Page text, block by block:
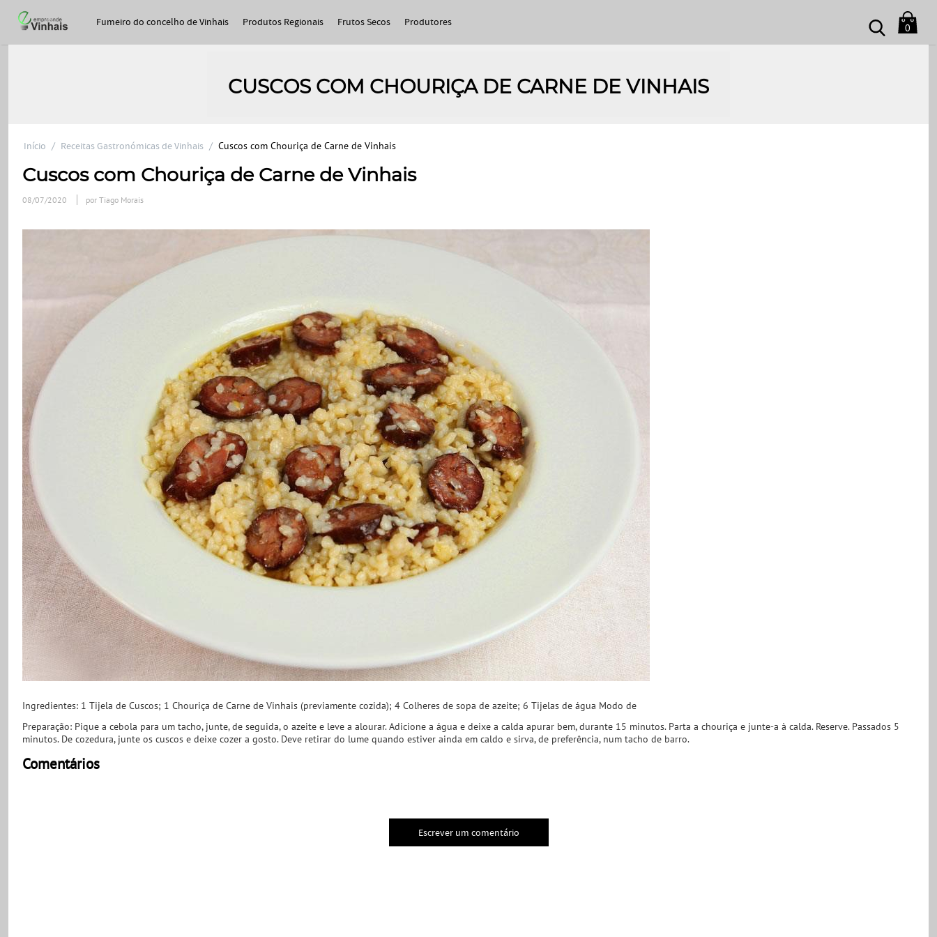
Fumeiro do concelho de Vinhais Produtos Regionais Frutos Secos Produtores 0
CUSCOS COM CHOURIÇA DE CARNE DE VINHAIS
Início / Receitas Gastronómicas de Vinhais / Cuscos com Chouriça de Carne de Vinhais
Cuscos com Chouriça de Carne de Vinhais
08/07/2020 por Tiago Morais
Ingredientes: 1 Tijela de Cuscos; 1 Chouriça de Carne de Vinhais (previamente cozida); 4 Colheres de sopa de azeite; 6 Tijelas de água Modo de
Preparação: Pique a cebola para um tacho, junte, de seguida, o azeite e leve a alourar. Adicione a água e deixe a calda apurar bem, durante 15 minutos. Parta a chouriça e junte-a à calda. Reserve. Passados 5
minutos. De cozedura, junte os cuscos e deixe cozer a gosto. Deve retirar do lume quando estiver ainda em caldo e sirva, de preferência, num tacho de barro.
Comentários
Escrever um comentário